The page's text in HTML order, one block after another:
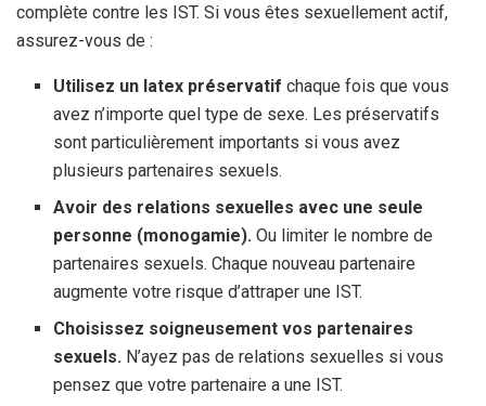
complète contre les IST. Si vous êtes sexuellement actif,
assurez-vous de :
Utilisez un latex préservatif chaque fois que vous
avez n’importe quel type de sexe. Les préservatifs
sont particulièrement importants si vous avez
plusieurs partenaires sexuels.
Avoir des relations sexuelles avec une seule
personne (monogamie). Ou limiter le nombre de
partenaires sexuels. Chaque nouveau partenaire
augmente votre risque d’attraper une IST.
Choisissez soigneusement vos partenaires
sexuels. N’ayez pas de relations sexuelles si vous
pensez que votre partenaire a une IST.